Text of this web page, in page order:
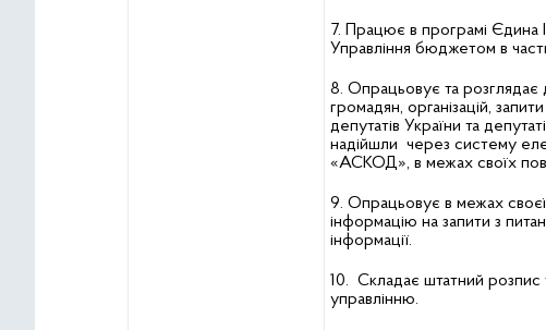
7. Працює в програмі Єдина
Управління бюджетом в
8. Опрацьовує та розглядає
громадян, організацій,
депутатів України та
надійшли через систему
«АСКОД», в межах своїх
9. Опрацьовує в межах своєї
інформацію на запити з
інформації.
10. Складає штатний розпис
управлінню.